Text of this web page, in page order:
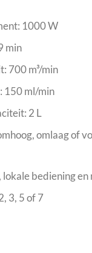
1000 W
min
700 m³/min
150 ml/min
2 L
omlaag of
bediening en
3, 5 of 7